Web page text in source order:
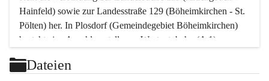
Hainfeld) sowie zur Landesstraße 129 (Böheimkirchen - St.
Pölten) her. In Plosdorf (Gemeindegebiet Böheimkirchen)
besteht eine Anschlussstelle zur Westautobahn (A 1).
Wien erreicht man in ca. 45 Minuten.
Dateien